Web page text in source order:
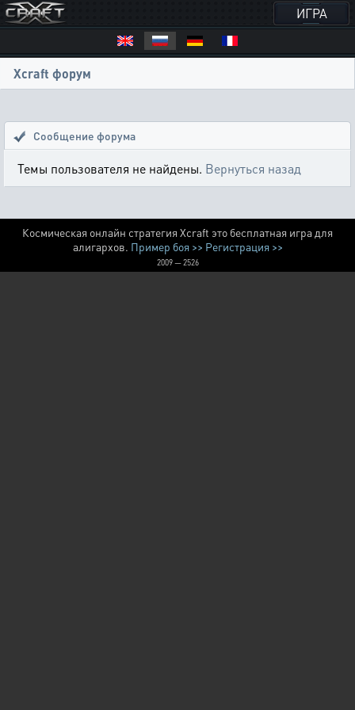
ИГРА
Xcraft форум
Сообщение форума
Темы пользователя не найдены. Вернуться назад
Космическая онлайн стратегия Xcraft это бесплатная игра для
алигархов. Пример боя >> Регистрация >>
2009 — 2526